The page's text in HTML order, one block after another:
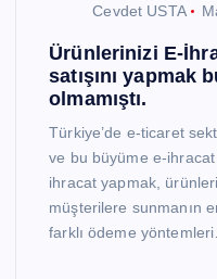
Cevdet USTA
Ürünlerinizi E-
satışını yapmak
olmamıştı.
Türkiye’de e-ticaret
ve bu büyüme e-
ihracat yapmak,
müşterilere sunmanın
farklı ödeme